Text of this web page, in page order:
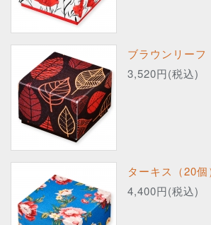
ブラウンリーフ
3,520円(税込)
ターキス（20個
4,400円(税込)